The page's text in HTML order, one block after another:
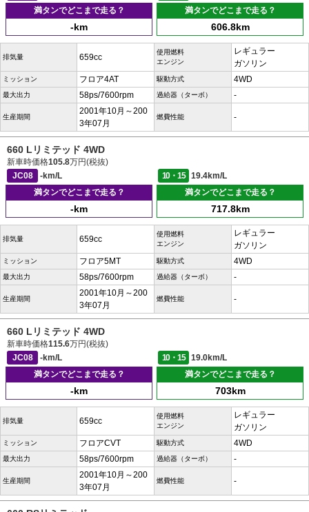
満タンでどこまで走る？
-km
満タンでどこまで走る？
606.8km
排気量 659cc
使用燃料
エンジン
レギュラー
ガソリン
ミッション フロア4AT 駆動方式 4WD
最大出力 58ps/7600rpm 過給器（ターボ） -
生産期間
2001年10月～200
3年07月
燃費性能 -
660 Lリミテッド 4WD
新車時価格105.8万円(税抜)
JC08
-km/L 10・15
19.4km/L
満タンでどこまで走る？
-km
満タンでどこまで走る？
717.8km
排気量 659cc
使用燃料
エンジン
レギュラー
ガソリン
ミッション フロア5MT 駆動方式 4WD
最大出力 58ps/7600rpm 過給器（ターボ） -
生産期間
2001年10月～200
3年07月
燃費性能 -
660 Lリミテッド 4WD
新車時価格115.6万円(税抜)
JC08
-km/L 10・15
19.0km/L
満タンでどこまで走る？
-km
満タンでどこまで走る？
703km
排気量 659cc
使用燃料
エンジン
レギュラー
ガソリン
ミッション フロアCVT 駆動方式 4WD
最大出力 58ps/7600rpm 過給器（ターボ） -
生産期間
2001年10月～200
3年07月
燃費性能 -